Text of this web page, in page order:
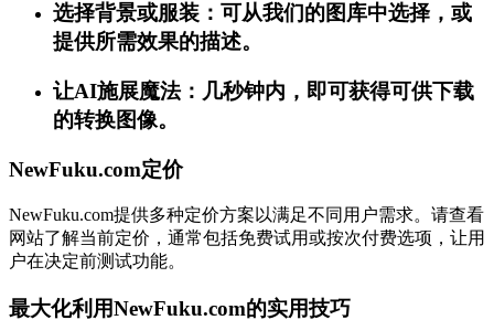
选择背景或服装：可从我们的图库中选择，或
提供所需效果的描述。
让AI施展魔法：几秒钟内，即可获得可供下载
的转换图像。
NewFuku.com定价
NewFuku.com提供多种定价方案以满足不同用户需求。请查看
网站了解当前定价，通常包括免费试用或按次付费选项，让用
户在决定前测试功能。
最大化利用NewFuku.com的实用技巧